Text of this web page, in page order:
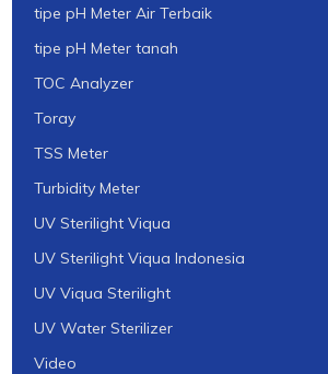
tipe pH Meter Air Terbaik
tipe pH Meter tanah
TOC Analyzer
Toray
TSS Meter
Turbidity Meter
UV Sterilight Viqua
UV Sterilight Viqua Indonesia
UV Viqua Sterilight
UV Water Sterilizer
Video